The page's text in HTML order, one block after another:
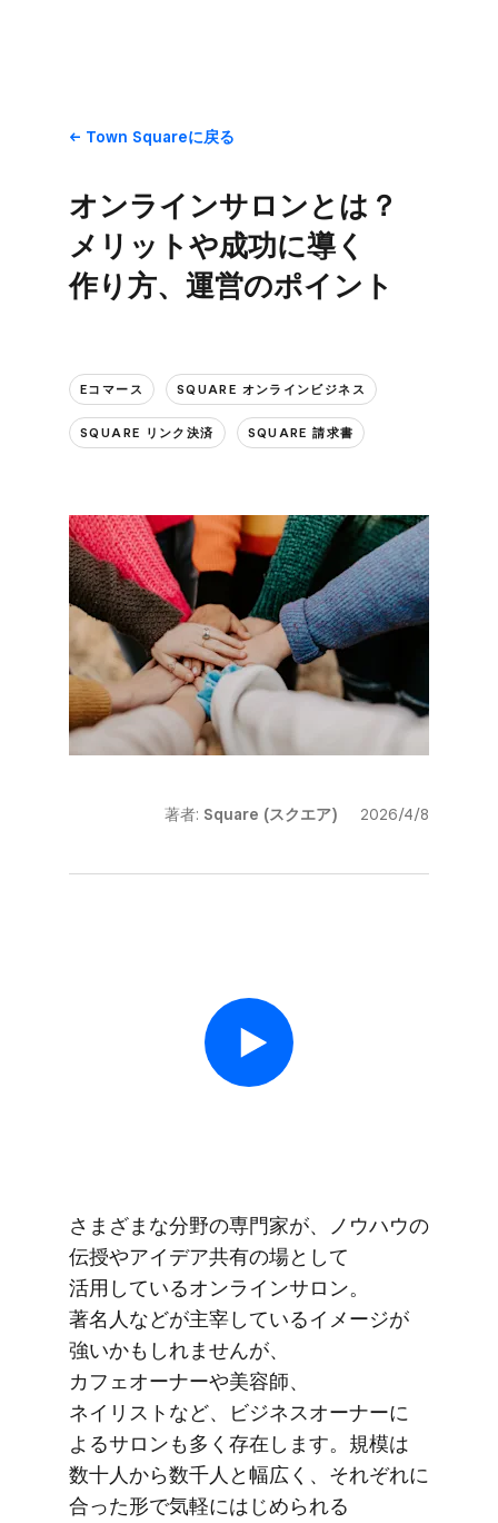
Town Squareに​戻る
オンラインサロンとは？​
メリットや​成功に​導く​
作り方、​運営の​ポイント
Eコマース SQUARE オンラインビジネス
SQUARE リンク決済 SQUARE 請求書
著者: Square (スクエア) 2026/4/8
さまざまな​分野の​専門家が、​ノウハウの​
伝授や​アイデア共有の​場と​して​
活用している​オンラインサロン。​
著名人などが​主宰している​イメージが​
強いかもしれませんが、​
カフェオーナーや​美容師、​
ネイリストなど、​ビジネスオーナーに​
よる​サロンも​多く​存在します。​規模は​
数十人から​数千人と​幅​広く、​それぞれに​
合った​形で​気軽に​はじめられる​